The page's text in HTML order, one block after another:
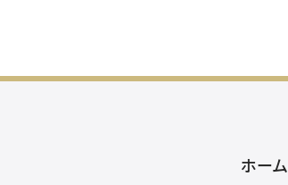
ホーム